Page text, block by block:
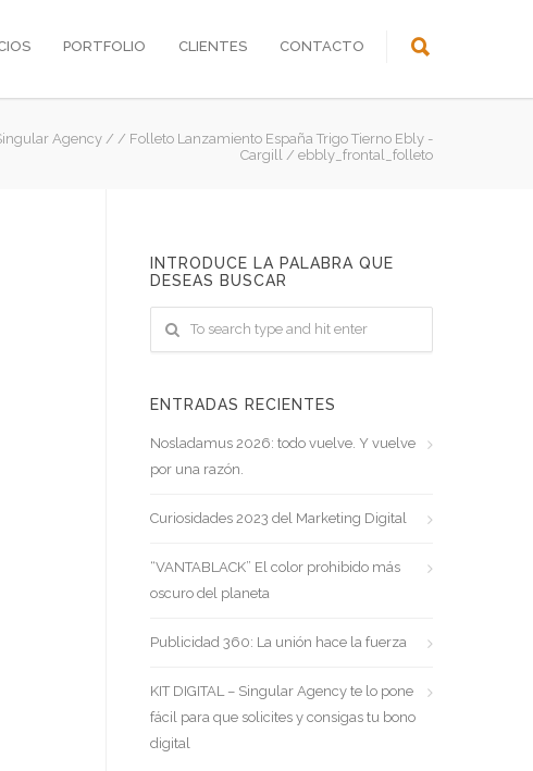
PORTFOLIO CLIENTES CONTACTO
Agency/ / Folleto Lanzamiento España Trigo Tierno Ebly -
Cargill / ebbly_frontal_folleto
INTRODUCE LA PALABRA QUE
DESEAS BUSCAR
ENTRADAS RECIENTES
Nosladamus 2026: todo vuelve. Y vuelve
por una razón.
Curiosidades 2023 del Marketing Digital
“VANTABLACK” El color prohibido más
oscuro del planeta
Publicidad 360: La unión hace la fuerza
KIT DIGITAL – Singular Agency te lo pone
fácil para que solicites y consigas tu bono
digital